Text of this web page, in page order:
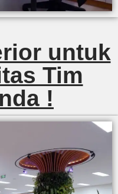
untuk
Tim
!